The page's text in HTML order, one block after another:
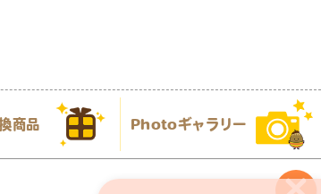
商品 Photoギャラリー